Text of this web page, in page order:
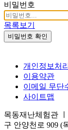
비밀번호
목록보기
비밀번호 확인
개인정보처
이용약관
이메일 무단
사이트맵
목동재난체험관
구 안양천로 909 (